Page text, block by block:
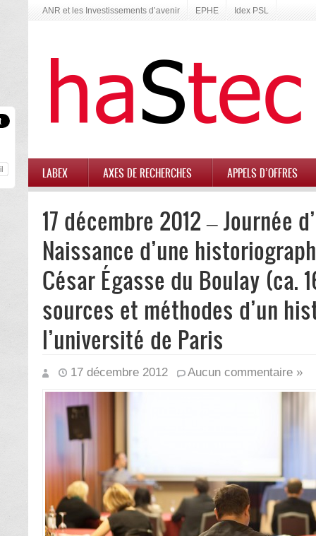
ANR et les Investissements d’avenir EPHE Idex PSL
LABEX AXES DE RECHERCHES APPELS D’OFFRES
17 décembre 2012 – Journée
Naissance d’une
César Égasse du Boulay (ca.
sources et méthodes d’un
l’université de Paris
17 décembre 2012 Aucun commentaire »